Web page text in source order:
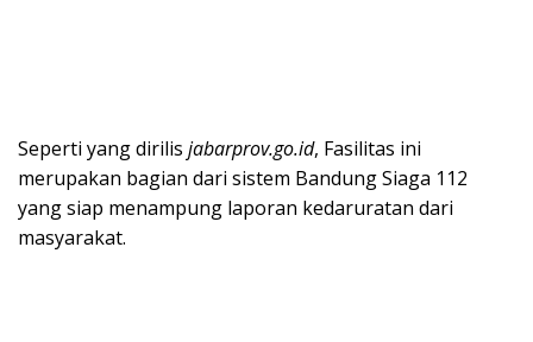
Seperti yang dirilis jabarprov.go.id, Fasilitas ini
merupakan bagian dari sistem Bandung Siaga 112
yang siap menampung laporan kedaruratan dari
masyarakat.